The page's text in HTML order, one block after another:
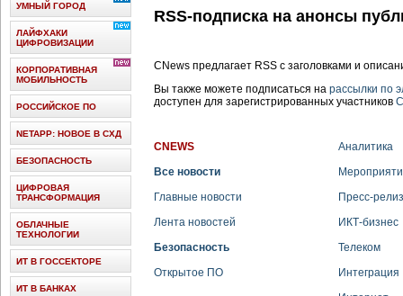
RSS-подписка на анонсы
CNews предлагает RSS с заголовками и
Вы также можете подписаться на рассылки по
доступен для зарегистрированных участников
CNEWS
Все новости
Главные новости
Лента новостей
Безопасность
Открытое ПО
Аналитика
Пресс-
ИКТ-бизнес
Телеком
Интеграция
УМНЫЙ ГОРОД
ЛАЙФХАКИ
ЦИФРОВИЗАЦИИ
КОРПОРАТИВНАЯ
МОБИЛЬНОСТЬ
РОССИЙСКОЕ ПО
NETAPP: НОВОЕ В СХД
БЕЗОПАСНОСТЬ
ЦИФРОВАЯ
ТРАНСФОРМАЦИЯ
ОБЛАЧНЫЕ
ТЕХНОЛОГИИ
ИТ В ГОССЕКТОРЕ
ИТ В БАНКАХ